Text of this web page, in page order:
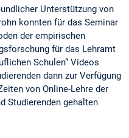
Unterstützung von
konnten für das Seminar
der empirischen
für das Lehramt
Schulen“ Videos
dann zur Verfügung
von Online-Lehre der
Studierenden gehalten